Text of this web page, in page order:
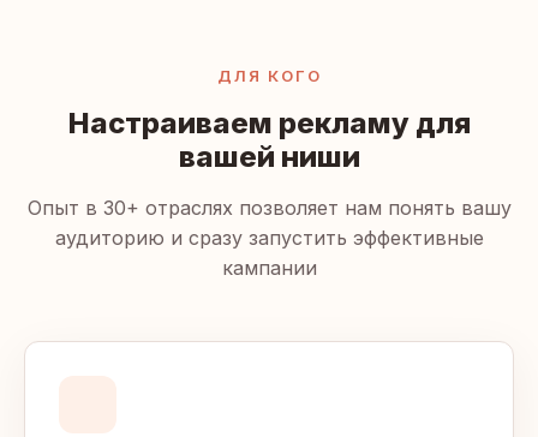
ДЛЯ КОГО
Настраиваем рекламу для
вашей ниши
Опыт в 30+ отраслях позволяет нам понять вашу
аудиторию и сразу запустить эффективные
кампании